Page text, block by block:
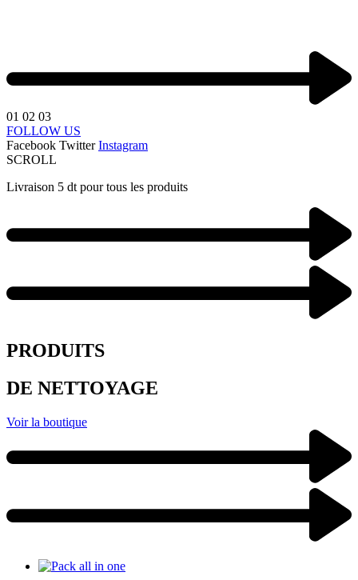
01 02 03
FOLLOW US
Facebook Twitter Instagram
SCROLL
Livraison 5 dt pour tous les produits
PRODUITS
DE NETTOYAGE
Voir la boutique